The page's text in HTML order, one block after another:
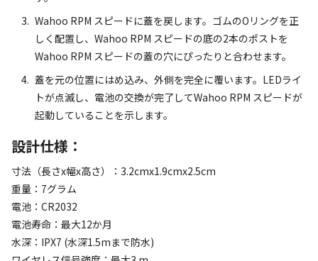
Wahoo RPM スピードに蓋を戻します。ゴムのOリングを正
しく配置し、Wahoo RPM スピードの底の2本のポストを
Wahoo RPM スピードの蓋の穴にぴったりと合わせます。
蓋を元の位置にはめ込み、外側を完全に覆います。LEDライ
トが点滅し、電池の交換が完了してWahoo RPM スピードが
起動していることを示します。
設計仕様：
寸法（長さx幅x高さ）：3.2cmx1.9cmx2.5cm
重量：7グラム
電池：CR2032
電池寿命：最大12か月
水深：IPX7 (水深1.5mまで防水)